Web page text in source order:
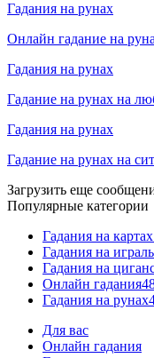
Гадания на рунах
Онлайн гадание на
Гадания на рунах
Гадание на рунах на
Гадания на рунах
Гадание на рунах на
Загрузить еще
Популярные категории
Гадания на
Гадания на
Гадания на
Онлайн гадания
Гадания на рунах
Для вас
Онлайн гадания